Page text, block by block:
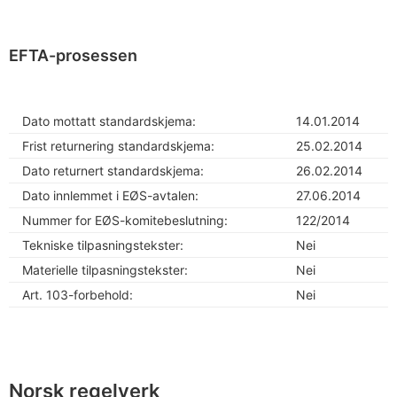
EFTA-prosessen
Dato mottatt standardskjema:
14.01.2014
Frist returnering standardskjema:
25.02.2014
Dato returnert standardskjema:
26.02.2014
Dato innlemmet i EØS-avtalen:
27.06.2014
Nummer for EØS-komitebeslutning:
122/2014
Tekniske tilpasningstekster:
Nei
Materielle tilpasningstekster:
Nei
Art. 103-forbehold:
Nei
Norsk regelverk